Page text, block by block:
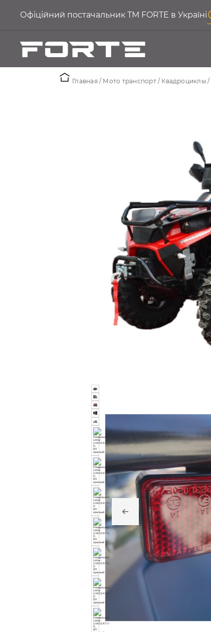
Офіційний постачальник ТМ FORTE в Україні
Главная Мото транспорт Квадроциклы